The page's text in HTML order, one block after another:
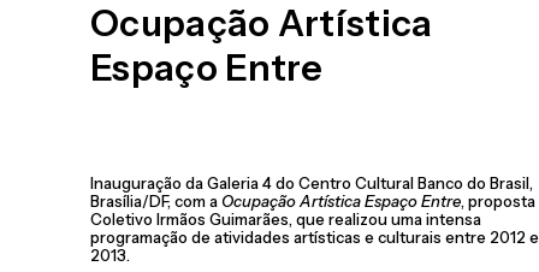
Ocupação Artística
Espaço Entre
Inauguração da Galeria 4 do Centro Cultural Banco do Brasil,
Brasília/DF, com a Ocupação Artística Espaço Entre,
Coletivo Irmãos Guimarães, que realizou uma intensa
programação de atividades artísticas e culturais entre 2012 e
2013.